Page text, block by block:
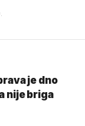
je dno
nije briga